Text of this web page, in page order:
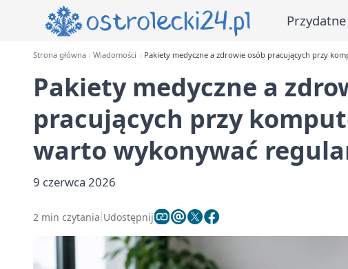
Przydatne
Strona główna Wiadomości Pakiety medyczne a zdrowie osób pracujących przy
Pakiety medyczne a
pracujących przy
warto wykonywać
9 czerwca 2026
2 min czytania Udostępnij